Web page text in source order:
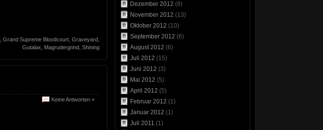
Grand Supreme Bloodcourt Graveyard
Gutalax
Magrudergrind Shining
Keine Antworten »
Dezember 2012 (8)
November 2012 (13)
Oktober 2012 (10)
September 2012 (6)
August 2012 (6)
Juli 2012 (15)
Juni 2012 (3)
Mai 2012 (5)
April 2012 (5)
Februar 2012 (1)
Januar 2012 (1)
Juli 2011 (1)